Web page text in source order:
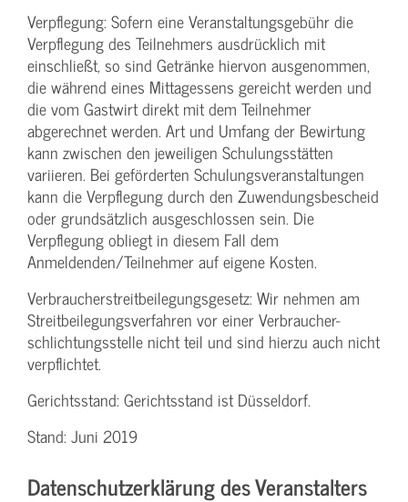
Verpflegung: Sofern eine Veranstaltungs­gebühr die
Verpflegung des Teilnehmers ausdrücklich mit
einschließt, so sind Getränke hiervon ausgenommen,
die während eines Mittagessens gereicht werden und
die vom Gastwirt direkt mit dem Teilnehmer
abgerechnet werden. Art und Umfang der Bewirtung
kann zwischen den jeweiligen Schulungsstätten
variieren. Bei geförderten Schulungs­veranstaltungen
kann die Verpflegung durch den Zuwendungs­bescheid
oder grundsätzlich ausgeschlossen sein. Die
Verpflegung obliegt in diesem Fall dem
Anmeldenden/­Teilnehmer auf eigene Kosten.
Verbraucher­streitbeilegungs­gesetz: Wir nehmen am
Streit­beilegungs­verfahren vor einer Verbraucher­
schlichtungs­stelle nicht teil und sind hierzu auch nicht
verpflichtet.
Gerichtsstand: Gerichtsstand ist Düsseldorf.
Stand: Juni 2019
Datenschutzerklärung des Veranstalters